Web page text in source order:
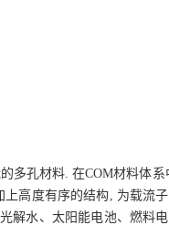
多孔材料. 在COM材料体系
高度有序的结构, 为载流
解水、太阳能电池、燃料